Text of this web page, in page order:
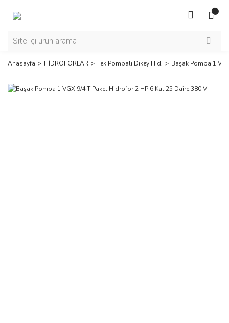
Anasayfa HİDROFORLAR Tek Pompalı Dikey Hid. Başak Pompa 1